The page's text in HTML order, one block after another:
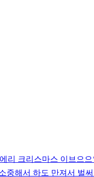
리 크리스마스 이브으
중해서 하도 만져서 벌